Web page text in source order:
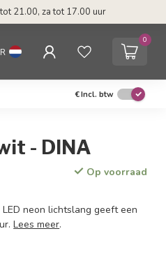
21.00, za tot 17.00 uur
0
€Incl. btw
- DINA
Op voorraad
neon lichtslang geeft een
Lees meer.